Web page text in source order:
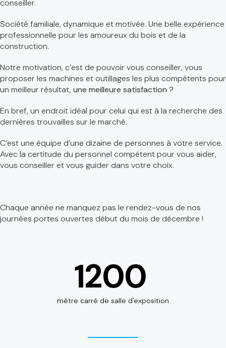
conseiller.
Société familiale, dynamique et motivée. Une belle expérience
professionnelle pour les amoureux du bois et de la
construction.
Notre motivation, c’est de pouvoir vous conseiller, vous
proposer les machines et outillages les plus compétents pour
un meilleur résultat, une meilleure satisfaction ?
En bref, un endroit idéal pour celui qui est à la recherche des
dernières trouvailles sur le marché.
C’est une équipe d’une dizaine de personnes à votre service.
Avec la certitude du personnel compétent pour vous aider,
vous conseiller et vous guider dans votre choix.
Chaque année ne manquez pas le rendez-vous de nos
journées portes ouvertes début du mois de décembre !
1200
mètre carré de salle d'exposition